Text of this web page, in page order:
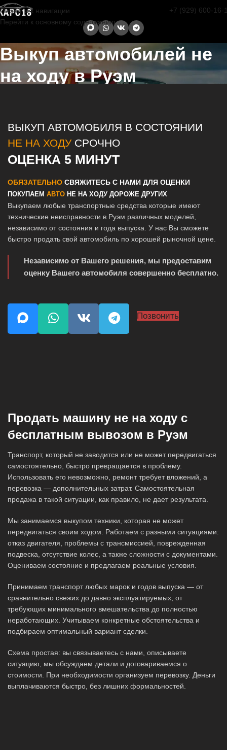
Перейти к навигации
Перейти к основному содержанию
+7 (929) 600-16-
Выкуп автомобилей не
на ходу в Руэм
ВЫКУП АВТОМОБИЛЯ В СОСТОЯНИИ
НЕ НА ХОДУСРОЧНО
ОЦЕНКА 5 МИНУТ
ОБЯЗАТЕЛЬНО СВЯЖИТЕСЬ С НАМИ ДЛЯ ОЦЕНКИ
ПОКУПАЕМ АВТО НЕ НА ХОДУ ДОРОЖЕ ДРУГИХ
Выкупаем любые транспортные средства которые имеют
технические неисправности в Руэм различных моделей,
независимо от состояния и года выпуска. У нас Вы сможете
быстро продать свой автомобиль по хорошей рыночной цене.
Независимо от Вашего решения, мы предоставим
оценку Вашего автомобиля совершенно бесплатно.
Позвонить
Продать машину не на ходу с
бесплатным вывозом в Руэм
Транспорт, который не заводится или не может передвигаться
самостоятельно, быстро превращается в проблему.
Использовать его невозможно, ремонт требует вложений, а
перевозка — дополнительных затрат. Самостоятельная
продажа в такой ситуации, как правило, не дает результата.
Мы занимаемся выкупом техники, которая не может
передвигаться своим ходом. Работаем с разными ситуациями:
отказ двигателя, проблемы с трансмиссией, поврежденная
подвеска, отсутствие колес, а также сложности с документами.
Оцениваем состояние и предлагаем реальные условия.
Принимаем транспорт любых марок и годов выпуска — от
сравнительно свежих до давно эксплуатируемых, от
требующих минимального вмешательства до полностью
неработающих. Учитываем конкретные обстоятельства и
подбираем оптимальный вариант сделки.
Схема простая: вы связываетесь с нами, описываете
ситуацию, мы обсуждаем детали и договариваемся о
стоимости. При необходимости организуем перевозку. Деньги
выплачиваются быстро, без лишних формальностей.